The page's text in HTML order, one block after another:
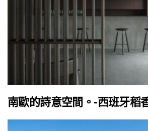
南歐的詩意空間。-西班牙稻